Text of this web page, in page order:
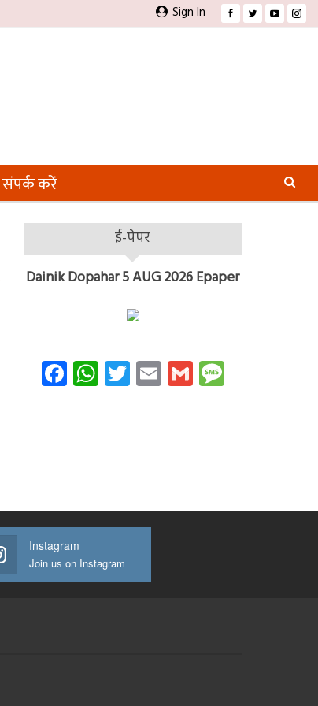
Sign In
संपर्क करें
ई-पेपर
Dainik Dopahar 5 AUG 2026 Epaper
Facebook
WhatsApp
Twitter
Email
GmailMessage
Instagram
Join us on Instagram